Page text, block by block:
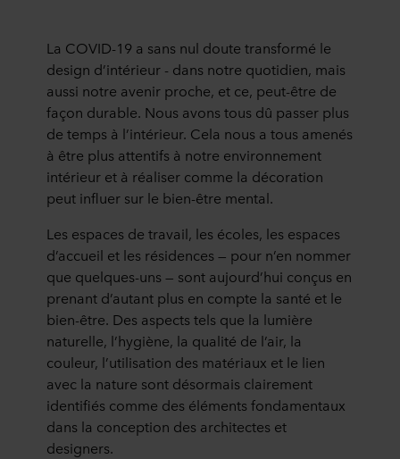
La COVID-19 a sans nul doute transformé le
design d’intérieur - dans notre quotidien, mais
aussi notre avenir proche, et ce, peut-être de
façon durable. Nous avons tous dû passer plus
de temps à l’intérieur. Cela nous a tous amenés
à être plus attentifs à notre environnement
intérieur et à réaliser comme la décoration
peut influer sur le bien-être mental.
Les espaces de travail, les écoles, les espaces
d’accueil et les résidences — pour n’en nommer
que quelques-uns — sont aujourd’hui conçus en
prenant d’autant plus en compte la santé et le
bien-être. Des aspects tels que la lumière
naturelle, l’hygiène, la qualité de l’air, la
couleur, l’utilisation des matériaux et le lien
avec la nature sont désormais clairement
identifiés comme des éléments fondamentaux
dans la conception des architectes et
designers.